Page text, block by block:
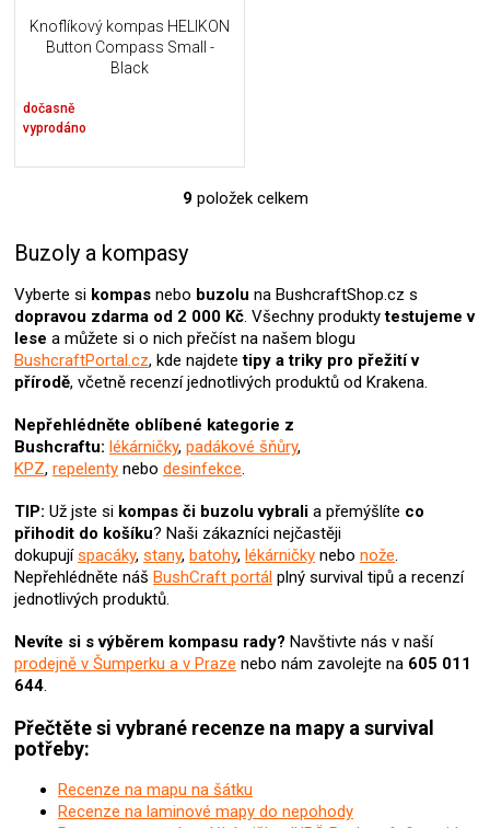
Knoflíkový kompas HELIKON
Button Compass Small -
Black
dočasně
vyprodáno
O
d
a
c
í
p
r
k
y
v
p
i
s
u
9položek celkem
Buzoly a kompasy
Vyberte si kompas nebo buzolu na BushcraftShop.cz s
dopravou zdarma od 2 000 Kč. Všechny produktytestujeme v
lese a můžete si o nich přečíst na našem blogu
BushcraftPortal.cz, kde najdete tipy a triky pro přežití v
přírodě, včetně recenzí jednotlivých produktů od Krakena.
Nepřehlédněte oblíbené kategorie z
Bushcraftu: lékárničky, padákové šňůry,
KPZ, repelenty nebo desinfekce.
TIP: Už jste si kompas či buzolu vybrali a přemýšlíte co
přihodit do košíku? Naši zákazníci nejčastěji
dokupujíspacáky, stany, batohy, lékárničky nebo nože.
Nepřehlédněte náš BushCraft portál plný survival tipů a recenzí
jednotlivých produktů.
Nevíte si s výběrem kompasu rady? Navštivte nás v naší
prodejně v Šumperku a v Praze nebo nám zavolejte na 605 011
644.
Přečtěte si vybrané recenze na mapy a survival
potřeby:
Recenze na mapu na šátku
Recenze na laminové mapy do nepohody